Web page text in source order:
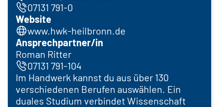
07131 791-0
Website
www.hwk-heilbronn.de
Ansprechpartner/in
Roman Ritter
07131 791-104
Im Handwerk kannst du aus über 130
verschiedenen Berufen auswählen. Ein
duales Studium verbindet Wissenschaft